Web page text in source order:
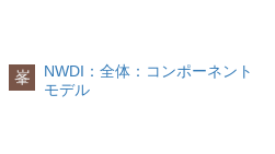
峯
NWDI：全体：コンポーネント
モデル